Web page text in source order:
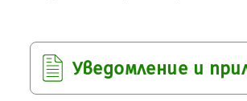
Уведомление и